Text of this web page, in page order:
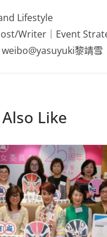
Lifestyle
Writer｜Event
黎靖雪
Like